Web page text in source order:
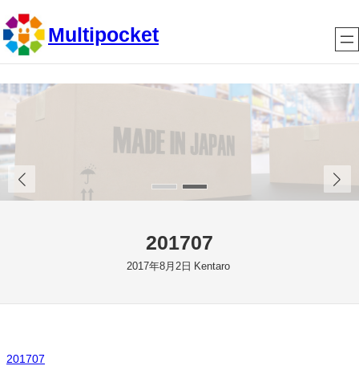
内
容
を
キ
プ
Multipocket
201707
2017年8月2日 Kentaro
201707